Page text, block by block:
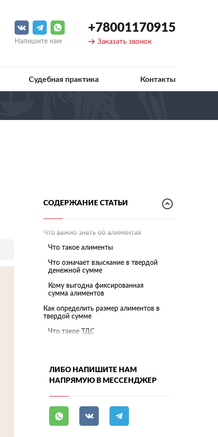
Напишите нам
+78001170915
Заказать звонок
Судебная практика Контакты
СОДЕРЖАНИЕ СТАТЬИ
Что важно знать об алиментах
Что такое алименты
Что означает взыскание в твердой
денежной сумме
Кому выгодна фиксированная
сумма алиментов
Как определить размер алиментов в
твердой сумме
Что такое ТДС
Как суд определяет размер
фиксированных алиментов
Когда прекращаются
фиксированные алименты
ЛИБО НАПИШИТЕ НАМ
НАПРЯМУЮ В МЕССЕНДЖЕР